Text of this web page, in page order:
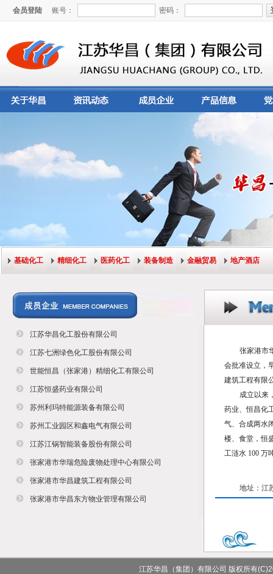
会员登陆 账号： 密码：
基础化工 精细化工 医药化工 装备制造 金融贸易 地产酒店
江苏华昌化工股份有限公司
江苏七洲绿色化工股份有限公司
世能恒昌（张家港）精细化工有限公司
江苏恒盛药业有限公司
苏州利玛特能源装备有限公司
苏州工业园区和鑫电气有限公司
江苏江锅智能装备股份有限公司
张家港市华瑞危险废物处理中心有限公司
张家港市华昌建筑工程有限公司
张家港市华昌东方物业管理有限公司
张家港市
会批准设立，
建筑工程有限
成立以来
药业、恒昌化
气、合成两水
楼、食堂，恒
工涟水 100 万
地址：江
江苏华昌（集团）有限公司 版权所有